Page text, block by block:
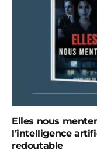
Elles nous
l’intelligence
redoutable